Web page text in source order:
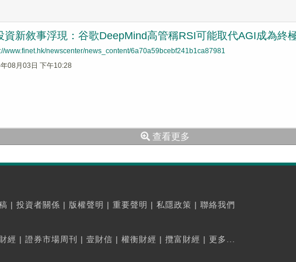
資新敘事浮現：谷歌DeepMind高管稱RSI可能取代AGI成為終
www.finet.hk/newscenter/news_content/6a70a59bcebf241b1ca87981
08月03日 下午10:28
查看更多
| 投資者關係 | 版權聲明 | 重要聲明 | 私隱政策 | 聯絡我們
經 | 證券市場周刊 | 壹財信 | 權衡財經 | 攬富財經 | 更多...